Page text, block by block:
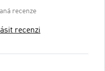
recenze
recenzi